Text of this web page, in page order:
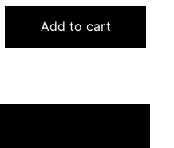
Add to cart